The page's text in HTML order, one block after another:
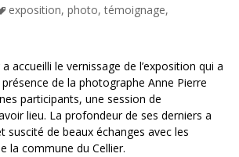
exposition, photo,témoignage,
accueilli le vernissage de l’exposition qui a
de la photographe Anne Pierre
participants, une session de
lieu. La profondeur de ses derniers a
suscité de beaux échanges avec les
la commune du Cellier.